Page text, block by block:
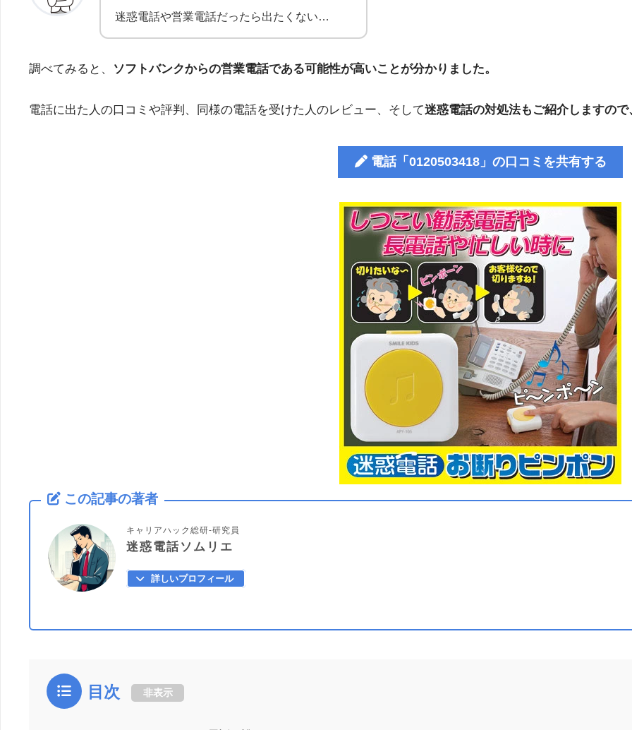
迷惑電話や営業電話だったら出たくない…
調べてみると、 ソフトバンクからの営業電話である可能性が高いことが分かりました。
電話に出た人の口コミや評判、同様の電話を受けた人のレビュー、そして迷惑電話の対処法もご紹介しますの
電話「0120503418」の口コミを共有する
この記事の著者
キャリアハック総研-研究員
迷惑電話ソムリエ
詳しいプロフィール
目次 非表示